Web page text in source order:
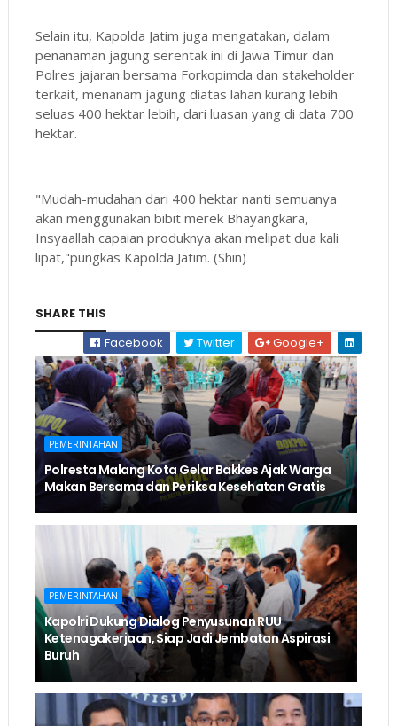
Selain itu, Kapolda Jatim juga mengatakan, dalam
penanaman jagung serentak ini di Jawa Timur dan
Polres jajaran bersama Forkopimda dan stakeholder
terkait, menanam jagung diatas lahan kurang lebih
seluas 400 hektar lebih, dari luasan yang di data 700
hektar.
"Mudah-mudahan dari 400 hektar nanti semuanya
akan menggunakan bibit merek Bhayangkara,
Insyaallah capaian produknya akan melipat dua kali
lipat,"pungkas Kapolda Jatim. (Shin)
SHARE THIS
Facebook
Twitter Google+
PEMERINTAHAN
Polresta Malang Kota Gelar Bakkes Ajak Warga
Makan Bersama dan Periksa Kesehatan Gratis
PEMERINTAHAN
Kapolri Dukung Dialog Penyusunan RUU
Ketenagakerjaan, Siap Jadi Jembatan Aspirasi
Buruh